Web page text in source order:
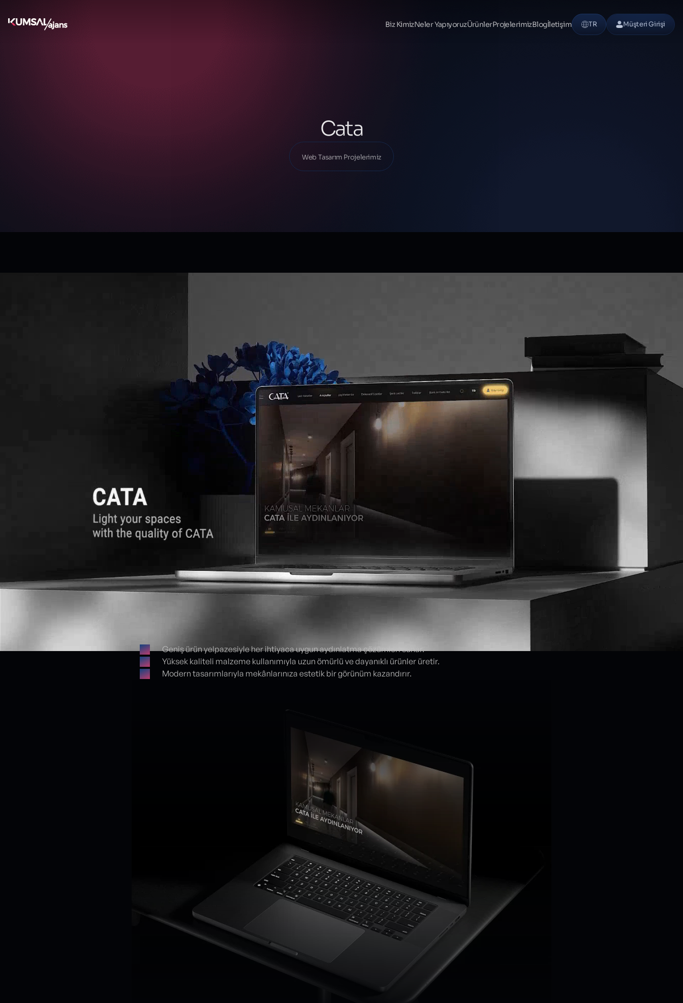
Biz KimizNeler YapıyoruzÜrünlerProjelerimizBlogİletişim TR Müşteri Girişi
Web Tasarım Projelerimiz
Cata
Web Tasarım Projelerimiz
Proje detayları
Geniş ürün yelpazesiyle her ihtiyaca uygun aydınlatma çözümleri sunar.
Yüksek kaliteli malzeme kullanımıyla uzun ömürlü ve dayanıklı ürünler üretir.
Modern tasarımlarıyla mekânlarınıza estetik bir görünüm kazandırır.